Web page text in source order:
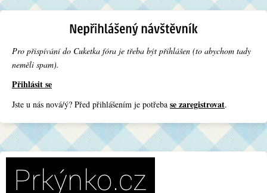
Pro přispívání do Cuketka fóra je třeba být přihlášen (to abychom tady
neměli spam).
Přihlásit se
Jste u nás nová/ý? Před přihlášením je potřeba se zaregistrovat.